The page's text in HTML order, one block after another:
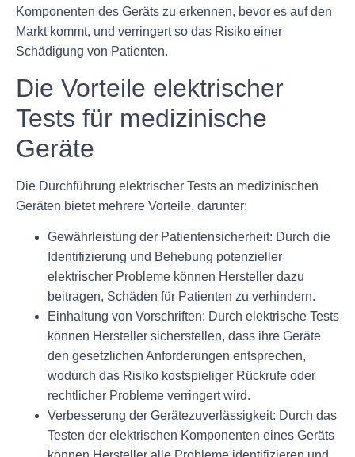
Komponenten des Geräts zu erkennen, bevor es auf den
Markt kommt, und verringert so das Risiko einer
Schädigung von Patienten.
Die Vorteile elektrischer
Tests für medizinische
Geräte
Die Durchführung elektrischer Tests an medizinischen
Geräten bietet mehrere Vorteile, darunter:
Gewährleistung der Patientensicherheit: Durch die
Identifizierung und Behebung potenzieller
elektrischer Probleme können Hersteller dazu
beitragen, Schäden für Patienten zu verhindern.
Einhaltung von Vorschriften: Durch elektrische Tests
können Hersteller sicherstellen, dass ihre Geräte
den gesetzlichen Anforderungen entsprechen,
wodurch das Risiko kostspieliger Rückrufe oder
rechtlicher Probleme verringert wird.
Verbesserung der Gerätezuverlässigkeit: Durch das
Testen der elektrischen Komponenten eines Geräts